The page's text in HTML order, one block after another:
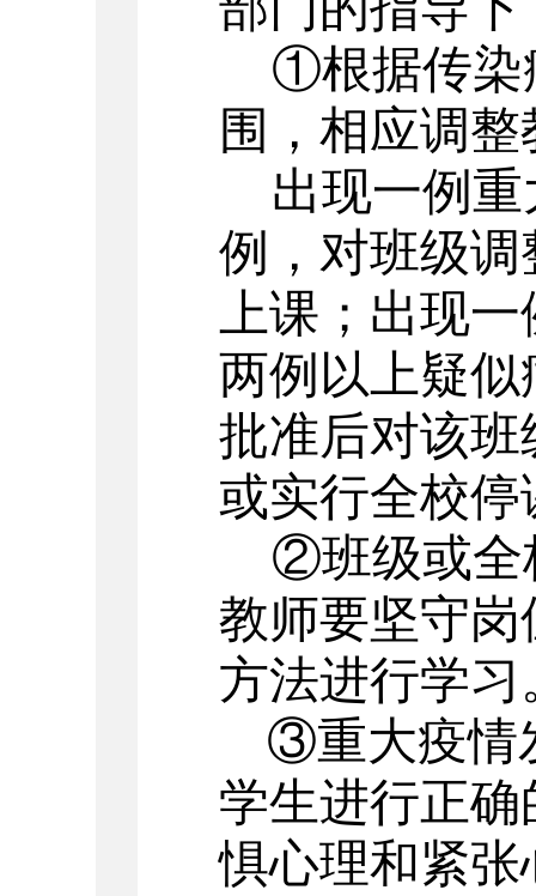
①根据传染
围，相应调
出现一例
例，对班级
上课；出现
两例以上疑
批准后对该
或实行全校停
②班级或全
教师要坚守
方法进行学习
③重大疫情
学生进行正
惧心理和紧